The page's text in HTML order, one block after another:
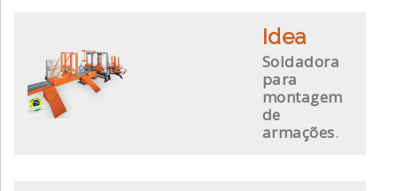
Idea
Soldadora
para
montagem
de
armações.